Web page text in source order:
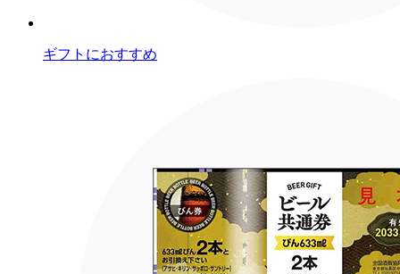
ギフトにおすすめ